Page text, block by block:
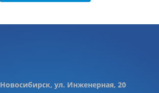
Новосибирск, ул. Инженерная, 20